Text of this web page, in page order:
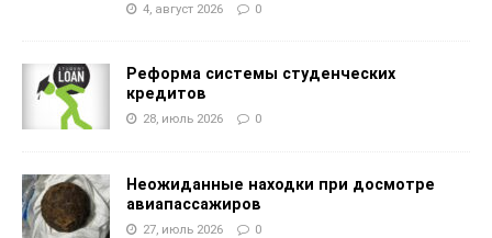
4, август 2026 0
Реформа системы студенческих
кредитов
28, июль 2026 0
Неожиданные находки при досмотре
авиапассажиров
27, июль 2026 0